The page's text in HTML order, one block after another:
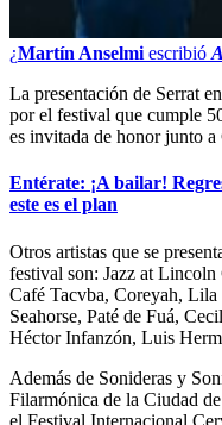
¿Martín Anselmi escribió
La presentación de Serrat
por el festival que cumple
es invitada de honor junto a
Entérate: ¡A bailar!
este es el plan
Otros artistas que se
festival son: Jazz at
Café Tacvba, Coreyah,
Seahorse, Paté de Fuá,
Héctor Infanzón, Luis
Además de Sonideras y
Filarmónica de la Ciudad
el Festival Internacional